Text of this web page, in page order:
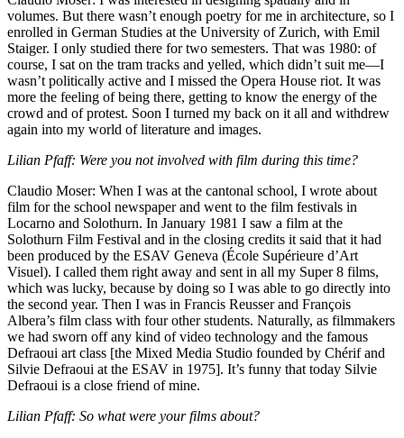
volumes. But there wasn’t enough poetry for me in architecture, so I
enrolled in German Studies at the University of Zurich, with Emil
Staiger. I only studied there for two semesters. That was 1980: of
course, I sat on the tram tracks and yelled, which didn’t suit me—I
wasn’t politically active and I missed the Opera House riot. It was
more the feeling of being there, getting to know the energy of the
crowd and of protest. Soon I turned my back on it all and withdrew
again into my world of literature and images.
Lilian Pfaff: Were you not involved with film during this time?
Claudio Moser: When I was at the cantonal school, I wrote about
film for the school newspaper and went to the film festivals in
Locarno and Solothurn. In January 1981 I saw a film at the
Solothurn Film Festival and in the closing credits it said that it had
been produced by the ESAV Geneva (École Supérieure d’Art
Visuel). I called them right away and sent in all my Super 8 films,
which was lucky, because by doing so I was able to go directly into
the second year. Then I was in Francis Reusser and François
Albera’s film class with four other students. Naturally, as filmmakers
we had sworn off any kind of video technology and the famous
Defraoui art class [the Mixed Media Studio founded by Chérif and
Silvie Defraoui at the ESAV in 1975]. It’s funny that today Silvie
Defraoui is a close friend of mine.
Lilian Pfaff: So what were your films about?